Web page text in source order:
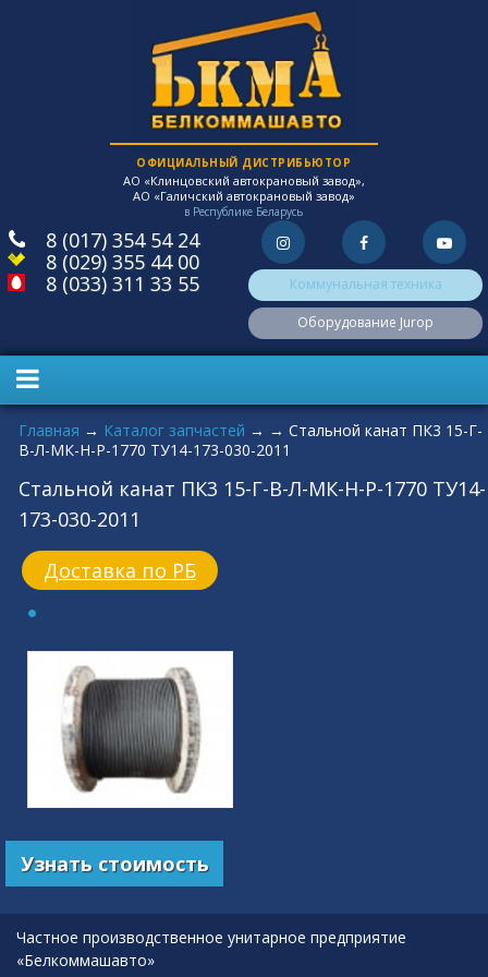
ОФИЦИАЛЬНЫЙ ДИСТРИБЬЮТОР
АО «Клинцовский автокрановый завод»,
АО «Галичский автокрановый завод»
в Республике Беларусь
8 (017) 354 54 24
8 (029) 355 44 00
8 (033) 311 33 55
Коммунальная техника
Оборудование Jurop
Вы здесь
Главная → Каталог запчастей → → Стальной канат ПК3 15-Г-
В-Л-МК-Н-Р-1770 ТУ14-173-030-2011
Стальной канат ПК3 15-Г-В-Л-МК-Н-Р-1770 ТУ14-
173-030-2011
Доставка по РБ
Узнать стоимость
Частное производственное унитарное предприятие
«Белкоммашавто»